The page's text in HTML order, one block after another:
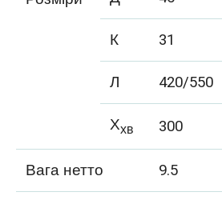
К
31
Л
420/550
Ххв 300
Вага нетто
9.5